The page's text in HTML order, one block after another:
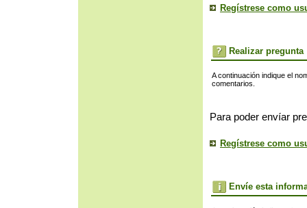
Regístrese como
Realizar pregunta
A continuación indique el
comentarios.
Para poder envíar
Regístrese como
Envíe esta